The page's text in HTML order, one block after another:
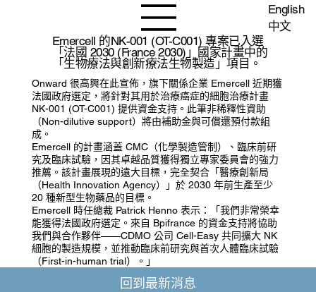
English
中文
Emercell 的NK-001 (OT-C001) 專案已入選
「法國 2030 (France 2030)」國家計畫中的
「生物療法與創新療法生物製造」項目。
Onward 很高興在此宣佈，旗下關係企業 Emercell 近期獲
法國政府選定，將針對其用於治療癌症的細胞治療計畫
NK-001 (OT-C001) 提供資金支持。此筆非稀釋性資助
（Non-dilutive support）將由補助金與可償還預付款組
成。
Emercell 的計畫涵蓋 CMC（化學製造管制）、臨床前研
究及臨床試驗，因其卓越品質獲得獨立專家委員會的強力
推薦。該計畫展現的遠大目標，完全契合「醫療創新局
（Health Innovation Agency）」於 2030 年前生產至少
20 種新型生物藥品的目標。
Emercell 時任總裁 Patrick Henno 表示：「我們非常榮幸
能獲得法國政府選定。來自 Bpifrance 的資金支持將協助
我們與合作夥伴——CDMO 公司 Cell-Easy 共同擴大 NK
細胞的製造規模，並推動臨床前研究與首次人體臨床試驗
（First-in-human trial）。」
回到最新消息